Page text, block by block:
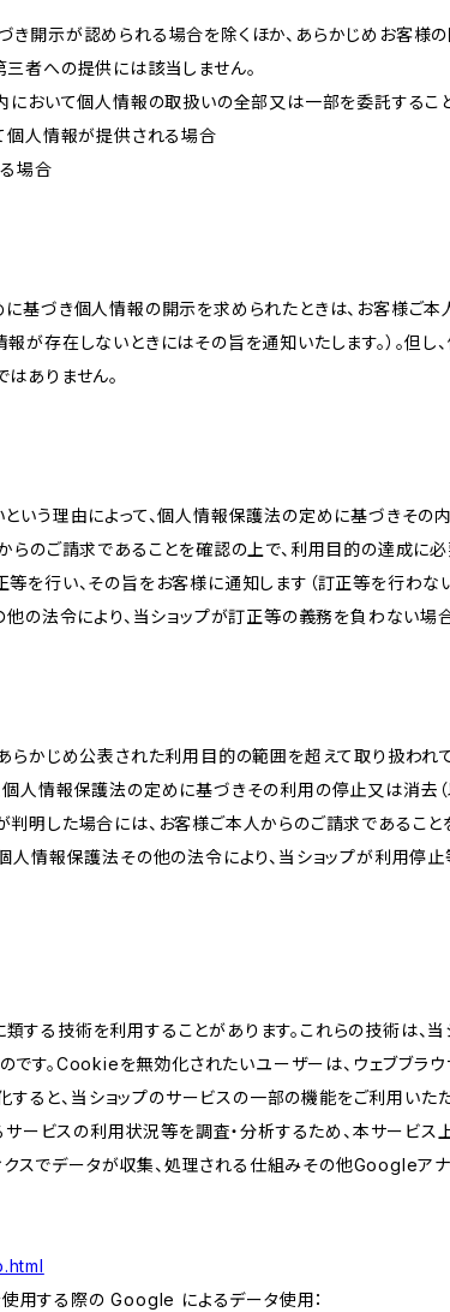
き開示が認められる場合を除くほか、あらかじめお客様
者への提供には該当しません。
において個人情報の取扱いの全部又は一部を委託する
個人情報が提供される場合
場合
基づき個人情報の開示を求められたときは、お客様ご
が存在しないときにはその旨を通知いたします。）。但
ありません。
いう理由によって、個人情報保護法の定めに基づきその
らのご請求であることを確認の上で、利用目的の達成に
を行い、その旨をお客様に通知します（訂正等を行わな
他の法令により、当ショップが訂正等の義務を負わない場
あらかじめ公表された利用目的の範囲を超えて取り扱わ
人情報保護法の定めに基づきその利用の停止又は消去（
判明した場合には、お客様ご本人からのご請求であるこ
人情報保護法その他の法令により、当ショップが利用停
する技術を利用することがあります。これらの技術は、
です。Cookieを無効化されたいユーザーは、ウェブブラ
ると、当ショップのサービスの一部の機能をご利用いた
るサービスの利用状況等を調査・分析するため、本サー
スでデータが収集、処理される仕組みその他Googleア
用する際の Google によるデータ使用：